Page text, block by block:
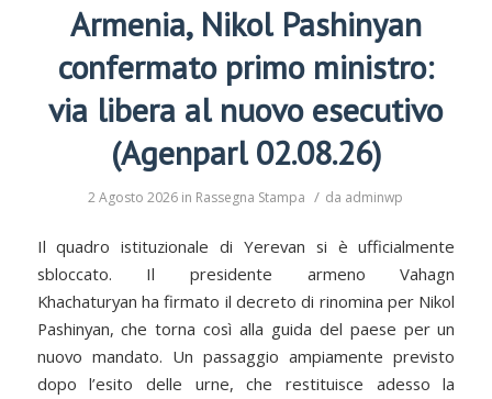
Armenia, Nikol Pashinyan
confermato primo ministro:
via libera al nuovo esecutivo
(Agenparl 02.08.26)
2 Agosto 2026 in Rassegna Stampa / da adminwp
Il quadro istituzionale di Yerevan si è ufficialmente
sbloccato. Il presidente armeno Vahagn
Khachaturyan ha firmato il decreto di rinomina per Nikol
Pashinyan, che torna così alla guida del paese per un
nuovo mandato. Un passaggio ampiamente previsto
dopo l’esito delle urne, che restituisce adesso la